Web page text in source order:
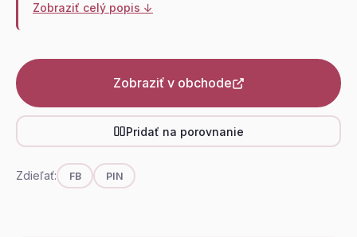
Zobraziť celý popis ↓
Zobraziť v obchode
Pridať na porovnanie
Zdieľať: FB PIN